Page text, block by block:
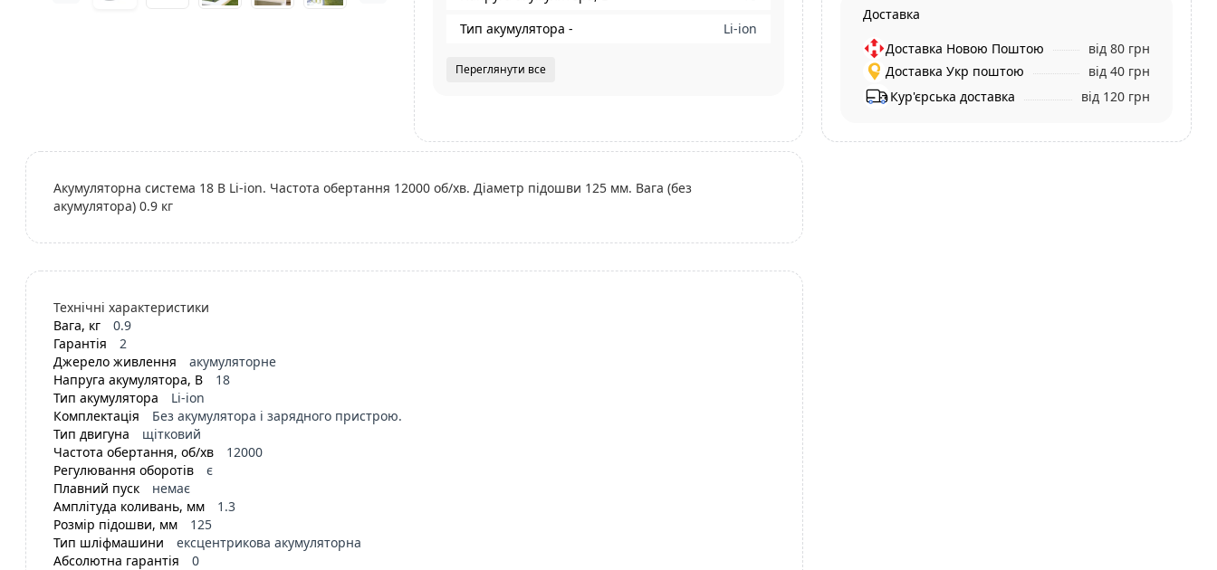
Тип акумулятора -
Li-ion
Переглянути все
Доставка
Доставка Новою Поштою
від 80 грн
Доставка Укр поштою
від 40 грн
Кур'єрська доставка
від 120 грн
Акумуляторна система 18 В Li-ion. Частота обертання 12000 об/хв. Діаметр підошви 125 мм. Вага (без
акумулятора) 0.9 кг
Технічні характеристики
Вага, кг
0.9
Гарантія
2
Джерело живлення
акумуляторне
Напруга акумулятора, В
18
Тип акумулятора
Li-ion
Комплектація
Без акумулятора і зарядного пристрою.
Тип двигуна
щітковий
Частота обертання, об/хв
12000
Регулювання оборотів
є
Плавний пуск
немає
Амплітуда коливань, мм
1.3
Розмір підошви, мм
125
Тип шліфмашини
ексцентрикова акумуляторна
Абсолютна гарантія
0